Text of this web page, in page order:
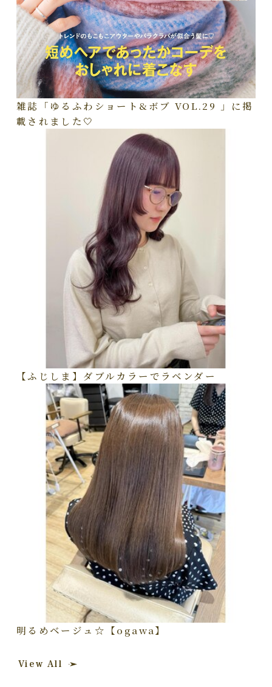
雑誌「ゆるふわショート&ボブ VOL.29 」に掲
載されました🤍
【ふじしま】ダブルカラーでラベンダー
明るめベージュ☆【ogawa】
View All